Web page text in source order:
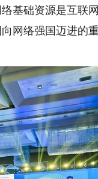
基础资源是互联网
网络强国迈进的重